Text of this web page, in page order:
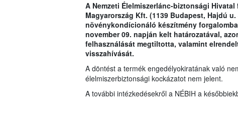
A Nemzeti Élelmiszerlánc-biztonsági
Magyarország Kft. (1139 Budapest, Hajdú
növénykondícionáló készítmény
november 09. napján kelt határozatával,
felhasználását megtiltotta, valamint
visszahívását.
A döntést a termék engedélyokiratának való
élelmiszerbiztonsági kockázatot nem jelent.
A további intézkedésekről a NÉBIH a